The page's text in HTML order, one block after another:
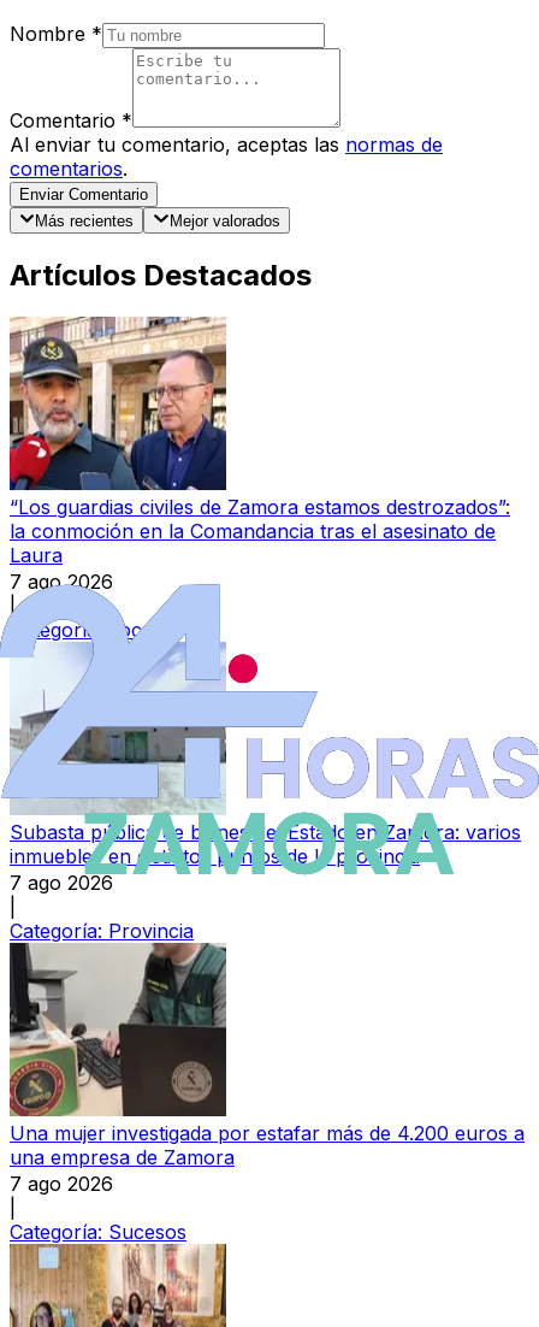
Nombre *
Comentario *
Al enviar tu comentario, aceptas las normas de
comentarios.
Enviar Comentario
Más recientes
Mejor valorados
Artículos Destacados
“Los guardias civiles de Zamora estamos destrozados”:
la conmoción en la Comandancia tras el asesinato de
Laura
7 ago 2026
|
Categoría:
Local
Subasta pública de bienes del Estado en Zamora: varios
inmuebles en distintos puntos de la provincia
7 ago 2026
Categoría: Provincia
Una mujer investigada por estafar más de 4.200 euros a
una empresa de Zamora
7 ago 2026
Categoría: Sucesos